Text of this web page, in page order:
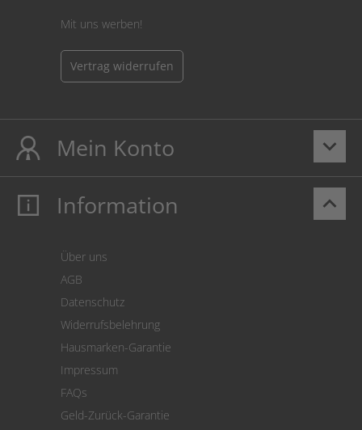
Mit uns werben!
Vertrag widerrufen
keyboard_arrow_down
Mein Konto
Mein Konto
Cookie Einstellungen
keyboard_arrow_up
Information
Über uns
AGB
Datenschutz
Widerrufsbelehrung
Hausmarken-Garantie
Impressum
FAQs
Geld-Zurück-Garantie